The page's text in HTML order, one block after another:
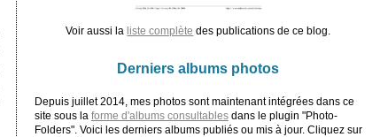
Voir aussi la liste complète des publications de ce blog.
Derniers albums photos
Depuis juillet 2014, mes photos sont maintenant intégrées dans ce
site sous la forme d'albums consultablesdans le plugin "Photo-
Folders". Voici les derniers albums publiés ou mis à jour. Cliquez sur